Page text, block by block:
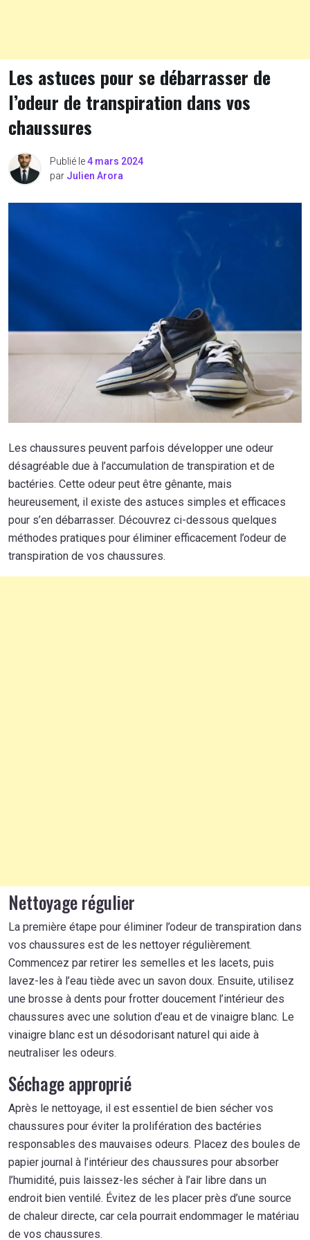
Les astuces pour se débarrasser de
l’odeur de transpiration dans vos
chaussures
Publié le4 mars 2024
par Julien Arora
Les chaussures peuvent parfois développer une odeur
désagréable due à l’accumulation de transpiration et de
bactéries. Cette odeur peut être gênante, mais
heureusement, il existe des astuces simples et efficaces
pour s’en débarrasser. Découvrez ci-dessous quelques
méthodes pratiques pour éliminer efficacement l’odeur de
transpiration de vos chaussures.
Nettoyage régulier
La première étape pour éliminer l’odeur de transpiration dans
vos chaussures est de les nettoyer régulièrement.
Commencez par retirer les semelles et les lacets, puis
lavez-les à l’eau tiède avec un savon doux. Ensuite, utilisez
une brosse à dents pour frotter doucement l’intérieur des
chaussures avec une solution d’eau et de vinaigre blanc. Le
vinaigre blanc est un désodorisant naturel qui aide à
neutraliser les odeurs.
Séchage approprié
Après le nettoyage, il est essentiel de bien sécher vos
chaussures pour éviter la prolifération des bactéries
responsables des mauvaises odeurs. Placez des boules de
papier journal à l’intérieur des chaussures pour absorber
l’humidité, puis laissez-les sécher à l’air libre dans un
endroit bien ventilé. Évitez de les placer près d’une source
de chaleur directe, car cela pourrait endommager le matériau
de vos chaussures.